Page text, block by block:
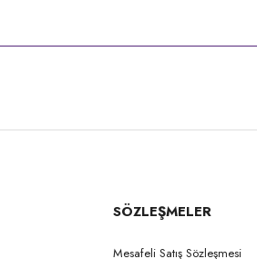
SÖZLEŞMELER
Mesafeli Satış Sözleşmesi